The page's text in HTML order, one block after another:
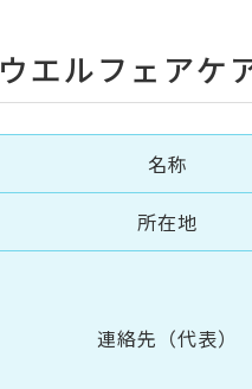
ウエルフェアケ
名称
所在地
連絡先（代表）